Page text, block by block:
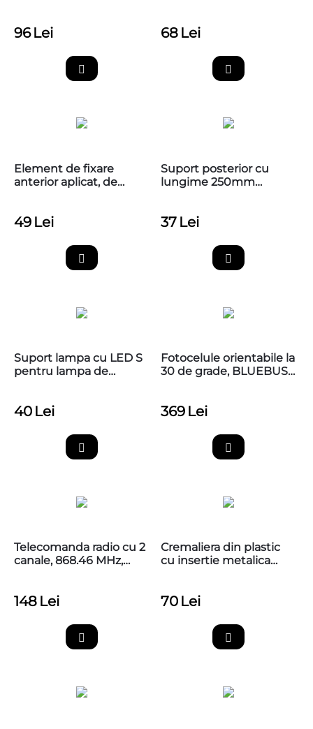
96 Lei 68 Lei
Element de fixare
anterior aplicat, de
49 Lei
Suport posterior cu
lungime 250mm
PLA6
37 Lei
Suport lampa cu LED S
pentru lampa de
40 Lei
Fotocelule orientabile la
30 de grade, BLUEBUS,
369 Lei
Telecomanda radio cu 2
canale, 868.46 MHz,
148 Lei
Cremaliera din plastic
cu insertie metalica
70 Lei